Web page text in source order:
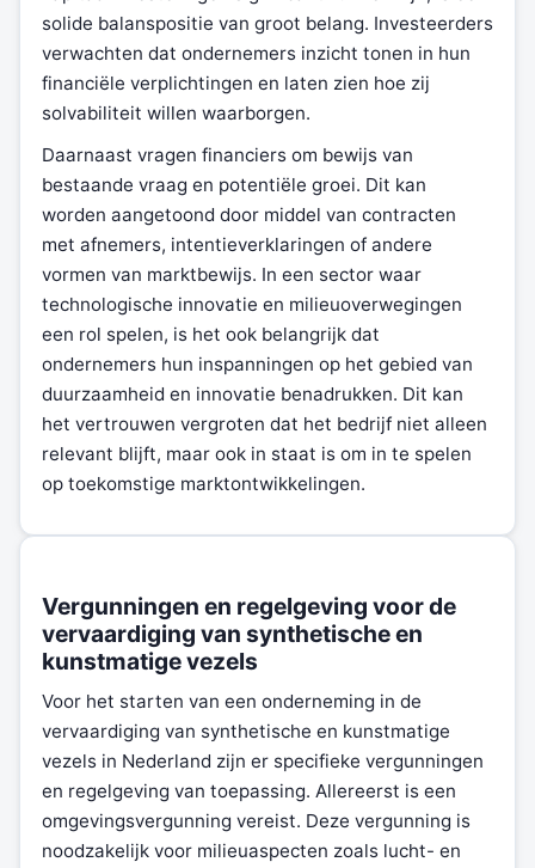
solide balanspositie van groot belang. Investeerders
verwachten dat ondernemers inzicht tonen in hun
financiële verplichtingen en laten zien hoe zij
solvabiliteit willen waarborgen.
Daarnaast vragen financiers om bewijs van
bestaande vraag en potentiële groei. Dit kan
worden aangetoond door middel van contracten
met afnemers, intentieverklaringen of andere
vormen van marktbewijs. In een sector waar
technologische innovatie en milieuoverwegingen
een rol spelen, is het ook belangrijk dat
ondernemers hun inspanningen op het gebied van
duurzaamheid en innovatie benadrukken. Dit kan
het vertrouwen vergroten dat het bedrijf niet alleen
relevant blijft, maar ook in staat is om in te spelen
op toekomstige marktontwikkelingen.
Vergunningen en regelgeving voor de
vervaardiging van synthetische en
kunstmatige vezels
Voor het starten van een onderneming in de
vervaardiging van synthetische en kunstmatige
vezels in Nederland zijn er specifieke vergunningen
en regelgeving van toepassing. Allereerst is een
omgevingsvergunning vereist. Deze vergunning is
noodzakelijk voor milieuaspecten zoals lucht- en